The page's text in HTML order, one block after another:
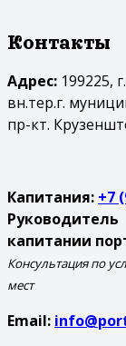
Контакты
Адрес: 199225,
вн.тер.г.
пр-кт.
Капитания: +7
Руководитель
капитании
Консультация по
мест
Email: